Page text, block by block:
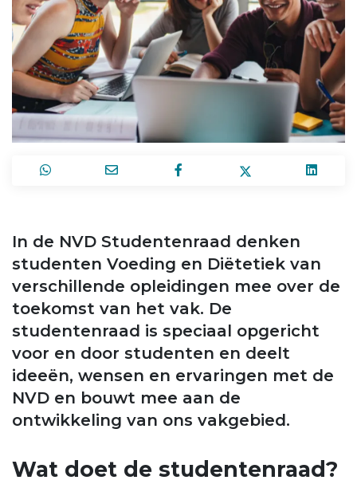
In de NVD Studentenraad denken
studenten Voeding en Diëtetiek van
verschillende opleidingen mee over de
toekomst van het vak. De
studentenraad is speciaal opgericht
voor en door studenten en deelt
ideeën, wensen en ervaringen met de
NVD en bouwt mee aan de
ontwikkeling van ons vakgebied.
Wat doet de studentenraad?